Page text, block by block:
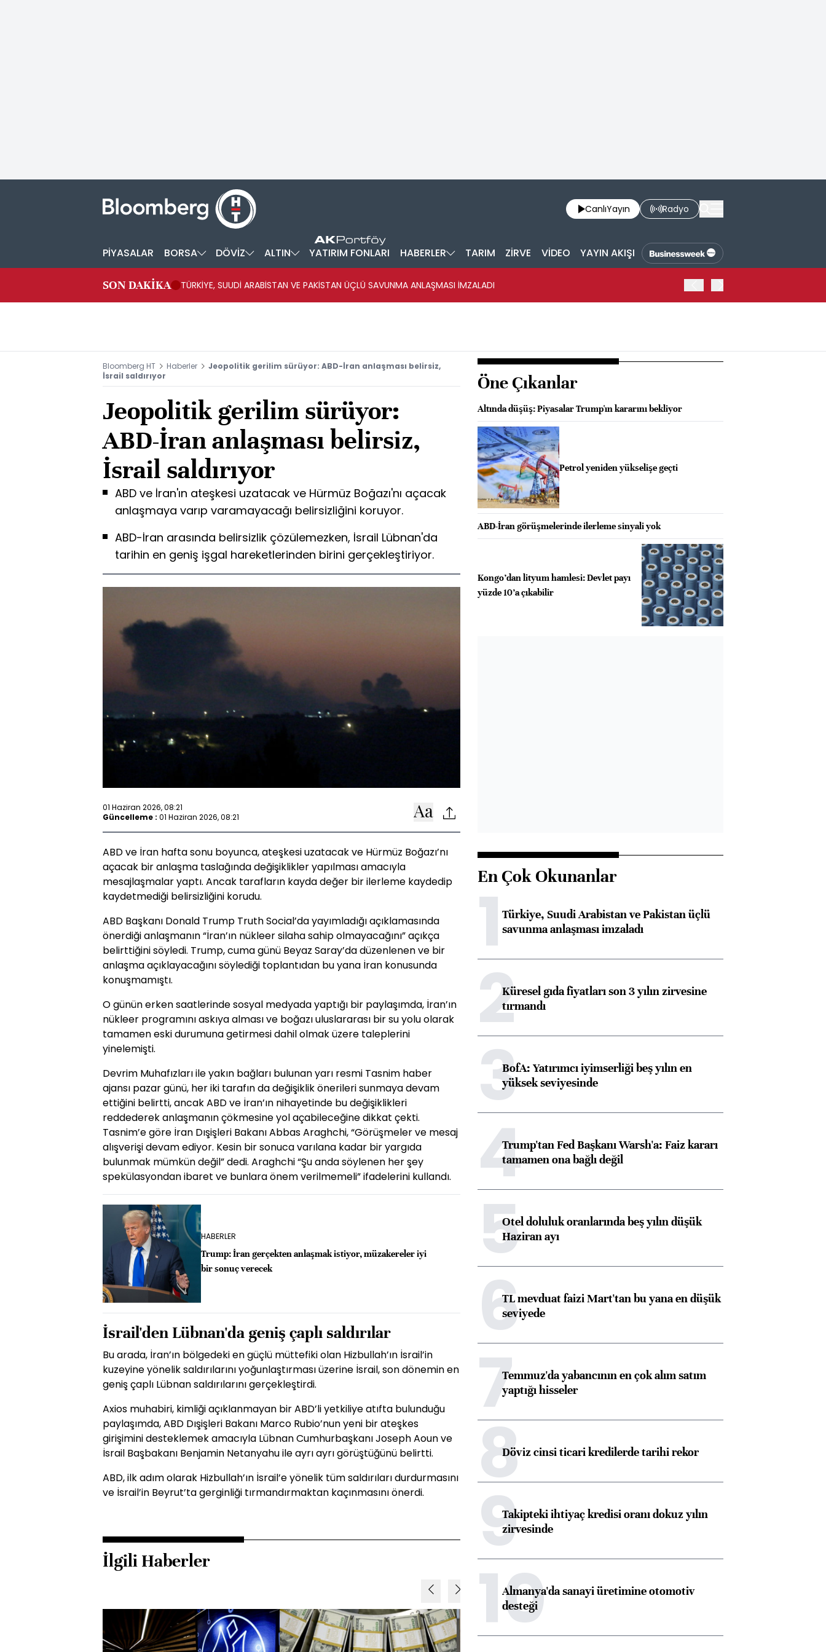
CanlıYayın Radyo
PİYASALAR BORSA DÖVİZ ALTIN YATIRIM FONLARI HABERLER TARIM ZİRVE VİDEO YAYIN AKIŞI
SON DAKİKA TÜRKİYE, SUUDİ ARABİSTAN VE PAKİSTAN ÜÇLÜ SAVUNMA ANLAŞMASI İMZALADI
Bloomberg HT Haberler
Jeopolitik gerilim sürüyor: ABD-İran anlaşması belirsiz,
İsrail saldırıyor
Jeopolitik gerilim sürüyor:
ABD-İran anlaşması belirsiz,
İsrail saldırıyor
ABD ve İran'ın ateşkesi uzatacak ve Hürmüz Boğazı'nı açacak
anlaşmaya varıp varamayacağı belirsizliğini koruyor.
ABD-İran arasında belirsizlik çözülemezken, İsrail Lübnan'da
tarihin en geniş işgal hareketlerinden birini gerçekleştiriyor.
01 Haziran 2026, 08:21
Güncelleme : 01 Haziran 2026, 08:21
ABD ve İran hafta sonu boyunca, ateşkesi uzatacak ve Hürmüz Boğazı’nı
açacak bir anlaşma taslağında değişiklikler yapılması amacıyla
mesajlaşmalar yaptı. Ancak tarafların kayda değer bir ilerleme kaydedip
kaydetmediği belirsizliğini korudu.
ABD Başkanı Donald Trump Truth Social’da yayımladığı açıklamasında
önerdiği anlaşmanın “İran’ın nükleer silaha sahip olmayacağını” açıkça
belirttiğini söyledi. Trump, cuma günü Beyaz Saray’da düzenlenen ve bir
anlaşma açıklayacağını söylediği toplantıdan bu yana İran konusunda
konuşmamıştı.
O günün erken saatlerinde sosyal medyada yaptığı bir paylaşımda, İran’ın
nükleer programını askıya alması ve boğazı uluslararası bir su yolu olarak
tamamen eski durumuna getirmesi dahil olmak üzere taleplerini
yinelemişti.
Devrim Muhafızları ile yakın bağları bulunan yarı resmi Tasnim haber
ajansı pazar günü, her iki tarafın da değişiklik önerileri sunmaya devam
ettiğini belirtti, ancak ABD ve İran’ın nihayetinde bu değişiklikleri
reddederek anlaşmanın çökmesine yol açabileceğine dikkat çekti.
Tasnim’e göre İran Dışişleri Bakanı Abbas Araghchi, “Görüşmeler ve mesaj
alışverişi devam ediyor. Kesin bir sonuca varılana kadar bir yargıda
bulunmak mümkün değil” dedi. Araghchi “Şu anda söylenen her şey
spekülasyondan ibaret ve bunlara önem verilmemeli” ifadelerini kullandı.
HABERLER
Trump: İran gerçekten anlaşmak istiyor, müzakereler iyi
bir sonuç verecek
İsrail'den Lübnan'da geniş çaplı saldırılar
Bu arada, İran’ın bölgedeki en güçlü müttefiki olan Hizbullah’ın İsrail’in
kuzeyine yönelik saldırılarını yoğunlaştırması üzerine İsrail, son dönemin en
geniş çaplı Lübnan saldırılarını gerçekleştirdi.
Axios muhabiri, kimliği açıklanmayan bir ABD’li yetkiliye atıfta bulunduğu
paylaşımda, ABD Dışişleri Bakanı Marco Rubio’nun yeni bir ateşkes
girişimini desteklemek amacıyla Lübnan Cumhurbaşkanı Joseph Aoun ve
İsrail Başbakanı Benjamin Netanyahu ile ayrı ayrı görüştüğünü belirtti.
ABD, ilk adım olarak Hizbullah’ın İsrail’e yönelik tüm saldırıları durdurmasını
ve İsrail’in Beyrut’ta gerginliği tırmandırmaktan kaçınmasını önerdi.
İlgili Haberler
Öne Çıkanlar
Altında düşüş: Piyasalar Trump'ın kararını bekliyor
Petrol yeniden yükselişe geçti
ABD-İran görüşmelerinde ilerleme sinyali yok
Kongo’dan lityum hamlesi: Devlet payı
yüzde 10’a çıkabilir
En Çok Okunanlar
1Türkiye, Suudi Arabistan ve Pakistan üçlü
savunma anlaşması imzaladı
2Küresel gıda fiyatları son 3 yılın zirvesine
tırmandı
3BofA: Yatırımcı iyimserliği beş yılın en
yüksek seviyesinde
4Trump'tan Fed Başkanı Warsh'a: Faiz kararı
tamamen ona bağlı değil
5Otel doluluk oranlarında beş yılın düşük
Haziran ayı
6TL mevduat faizi Mart'tan bu yana en düşük
seviyede
7Temmuz'da yabancının en çok alım satım
yaptığı hisseler
8Döviz cinsi ticari kredilerde tarihi rekor
9Takipteki ihtiyaç kredisi oranı dokuz yılın
zirvesinde
10
Almanya'da sanayi üretimine otomotiv
desteği